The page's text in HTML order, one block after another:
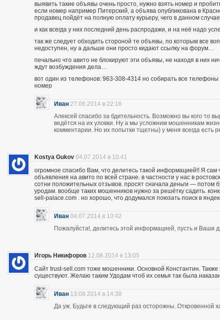
выявить такие объявы очень просто, нужно взять номер и
если номер например Питерский, а объява опубликована в
продавец пойдёт на полную оплату курьеру, чего в данном
и как всегда у них последний день распродажи, и на неё надо
так же следует обходить стороной те объявы, по которым все
недоступен, ну а дальше они просто кидают ссылку на форум…
печально что авито не блокируют эти объявы, не находя в них
ждут возбуждения дела…
вот один из телефонов: 963-308-4314 но собирать все
номер
Иван 27.06.2014 в 22:16
Алексей спасибо за бдительность. Возможно вы кого то
ведётся на их уловки. Ну а мы усложним мошенникам
комментарии. Но их попытки тщетны) у меня всегда есть
Kostya Gukov 04.07.2014 в 10:41
огромное спасибо Вам, что делитесь такой информацией!! Я
объявления на авито по всей стране. в частности у нас в
сотни положительных отзывов. просят сначала деньги — потом
уродам. вообще таких мошенников нужно за решётку садить.
sell-palace.com . но хорошо, что додумался поюзать поиск в
Иван 04.07.2014 в 10:42
Пожалуйста!, делитесь этой информацией, пусть и Ваши
Игорь Никифоров 12.08.2014 в 13:05
Сайт trust-sell.com тоже мошенники. Основной Константин.
существуют. Желаю таким Удодам чтоб их семья так была
Иван 13.08.2014 в 14:30
Да уж. Будьте в следующий раз осторожны. Откровенной